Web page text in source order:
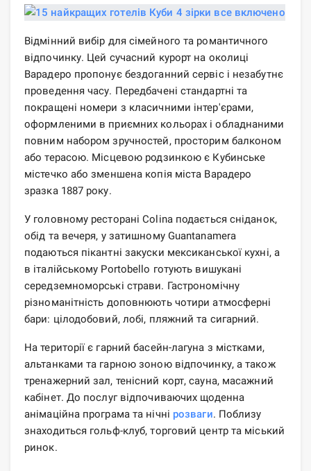
Відмінний вибір для сімейного та романтичного
відпочинку. Цей сучасний курорт на околиці
Варадеро пропонує бездоганний сервіс і незабутнє
проведення часу. Передбачені стандартні та
покращені номери з класичними інтер'єрами,
оформленими в приємних кольорах і обладнаними
повним набором зручностей, просторим балконом
або терасою. Місцевою родзинкою є Кубинське
містечко або зменшена копія міста Варадеро
зразка 1887 року.
У головному ресторані Colina подається сніданок,
обід та вечеря, у затишному Guantanamera
подаються пікантні закуски мексиканської кухні, а
в італійському Portobello готують вишукані
середземноморські страви. Гастрономічну
різноманітність доповнюють чотири атмосферні
бари: цілодобовий, лобі, пляжний та сигарний.
На території є гарний басейн-лагуна з містками,
альтанками та гарною зоною відпочинку, а також
тренажерний зал, тенісний корт, сауна, масажний
кабінет. До послуг відпочиваючих щоденна
анімаційна програма та нічні розваги. Поблизу
знаходиться гольф-клуб, торговий центр та міський
ринок.